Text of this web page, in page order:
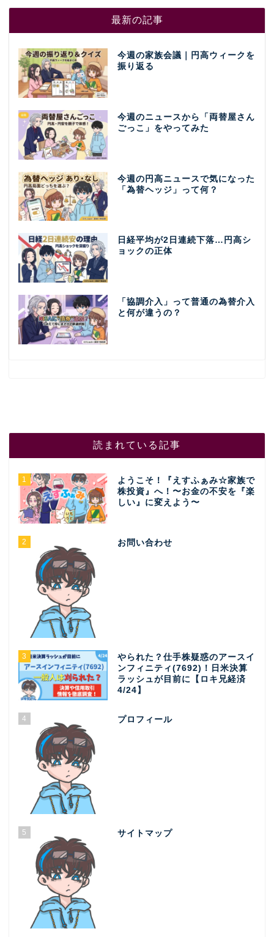
最新の記事
今週の家族会議｜円高ウィークを
振り返る
今週のニュースから「両替屋さん
ごっこ」をやってみた
今週の円高ニュースで気になった
「為替ヘッジ」って何？
日経平均が2日連続下落…円高シ
ョックの正体
「協調介入」って普通の為替介入
と何が違うの？
読まれている記事
1
ようこそ！『えすふぁみ☆家族で
株投資』へ！〜お金の不安を『楽
しい』に変えよう〜
2 お問い合わせ
3
やられた？仕手株疑惑のアースイ
ンフィニティ(7692)！日米決算
ラッシュが目前に【ロキ兄経済
4/24】
4 プロフィール
5 サイトマップ